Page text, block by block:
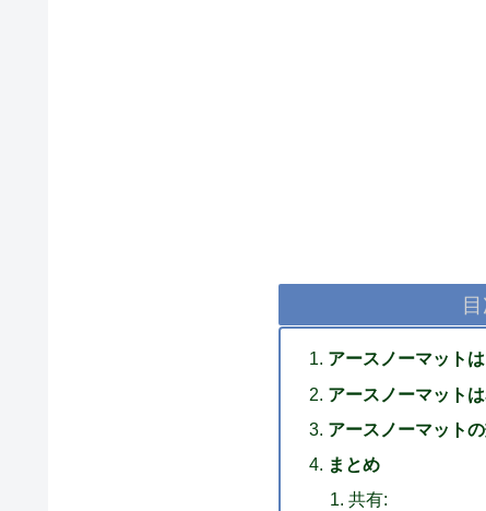
アースノーマット
アースノーマット
アースノーマット
まとめ
共有: